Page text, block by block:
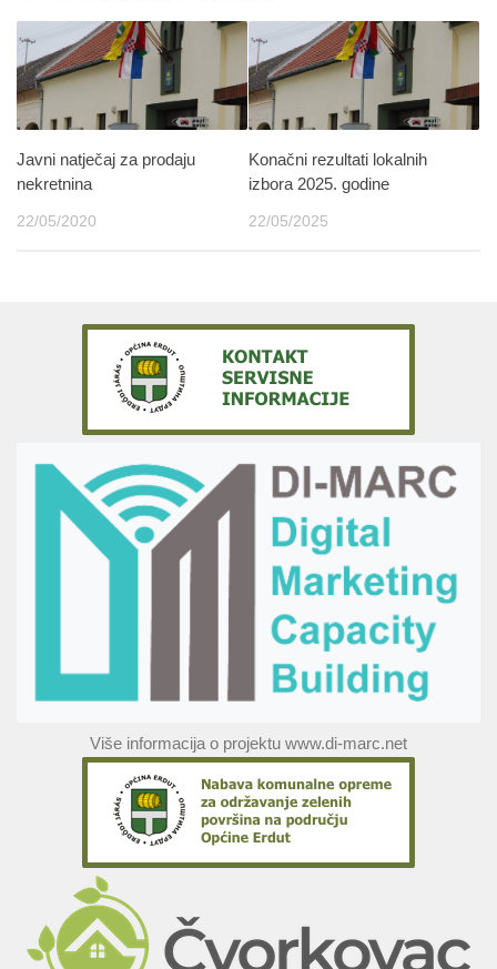
Javni natječaj za prodaju
nekretnina
22/05/2020
Konačni rezultati lokalnih
izbora 2025. godine
22/05/2025
Više informacija o projektu www.di-marc.net